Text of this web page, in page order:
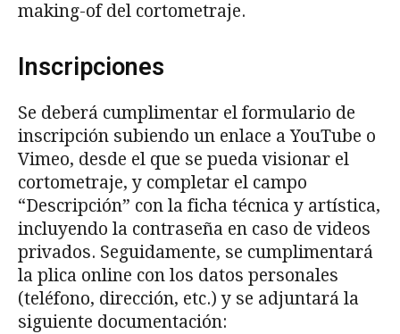
making-of del cortometraje.
Inscripciones
Se deberá cumplimentar el formulario de
inscripción subiendo un enlace a YouTube o
Vimeo, desde el que se pueda visionar el
cortometraje, y completar el campo
“Descripción” con la ficha técnica y artística,
incluyendo la contraseña en caso de videos
privados. Seguidamente, se cumplimentará
la plica online con los datos personales
(teléfono, dirección, etc.) y se adjuntará la
siguiente documentación: